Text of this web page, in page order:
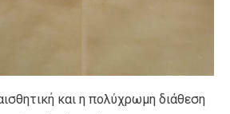
και η πολύχρωμη διάθεση